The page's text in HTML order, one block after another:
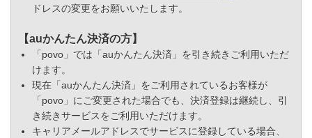
ドレスの変更をお願いいたします。
【auかんたん決済の方】
「povo」では「auかんたん決済」を引き続きご利用いただ
けます。
現在「auかんたん決済」をご利用されているお客様が
「povo」にご変更された場合でも、決済登録は継続し、引
き続きサービスをご利用いただけます。
キャリアメールアドレスでサービスに登録している場合、